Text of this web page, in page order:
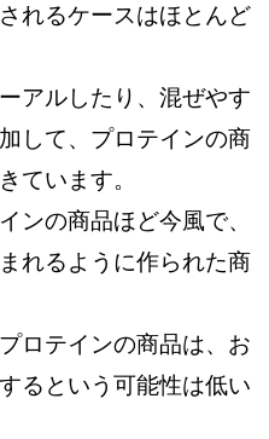
れるケースはほとんど
アルしたり、混ぜやす
して、プロテインの商
ています。
ンの商品ほど今風で、
れるように作られた商
ロテインの商品は、お
るという可能性は低い